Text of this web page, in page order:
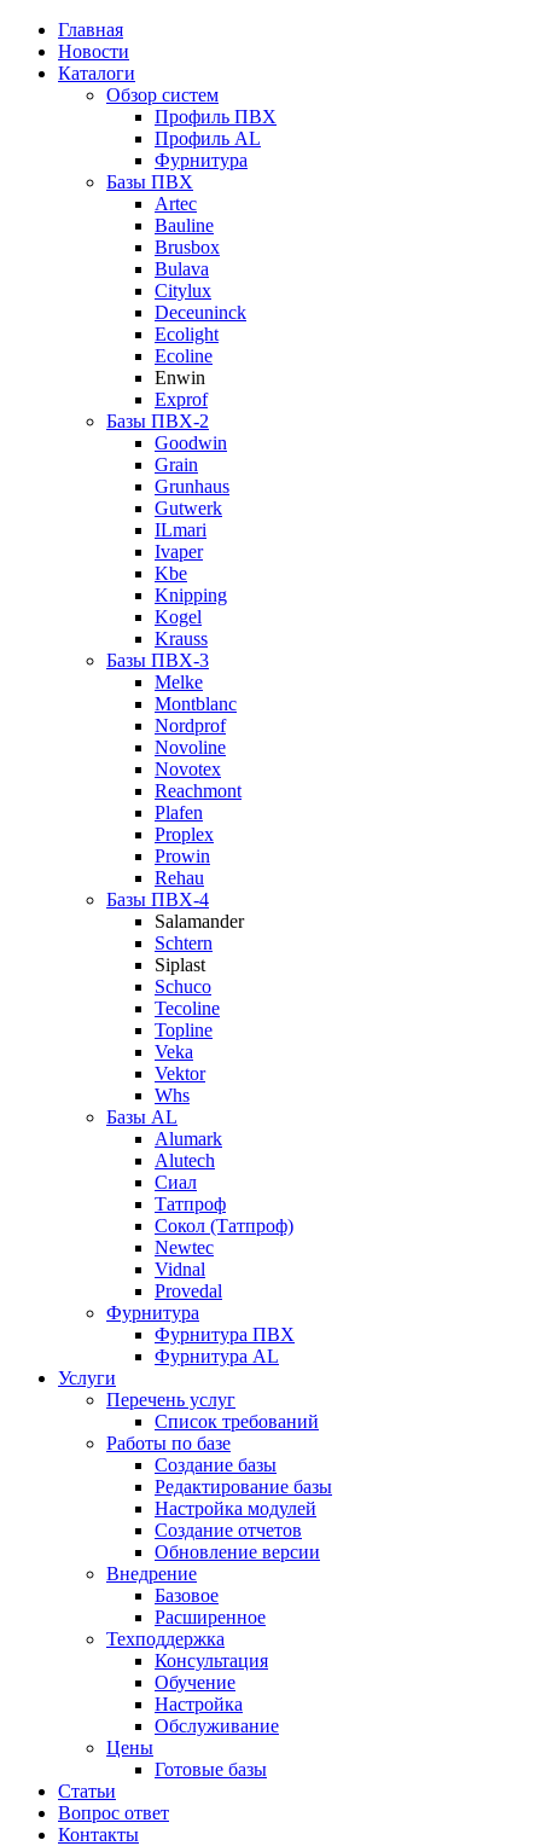
Главная
Новости
Каталоги
Обзор систем
Профиль ПВХ
Профиль AL
Фурнитура
Базы ПВХ
Artec
Bauline
Brusbox
Bulava
Citylux
Deceuninck
Ecolight
Ecoline
Enwin
Exprof
Базы ПВХ-2
Goodwin
Grain
Grunhaus
Gutwerk
ILmari
Ivaper
Kbe
Knipping
Kogel
Krauss
Базы ПВХ-3
Melke
Montblanc
Nordprof
Novoline
Novotex
Reachmont
Plafen
Proplex
Prowin
Rehau
Базы ПВХ-4
Salamander
Schtern
Siplast
Schuco
Tecoline
Topline
Veka
Vektor
Whs
Базы AL
Alumark
Alutech
Сиал
Tатпроф
Сокол (Татпроф)
Newtec
Vidnal
Provedal
Фурнитура
Фурнитура ПВХ
Фурнитура AL
Услуги
Перечень услуг
Список требований
Работы по базе
Создание базы
Редактирование базы
Настройка модулей
Создание отчетов
Обновление версии
Внедрение
Базовое
Расширенное
Техподдержка
Консультация
Обучение
Настройка
Обслуживание
Цены
Готовые базы
Статьи
Вопрос ответ
Контакты